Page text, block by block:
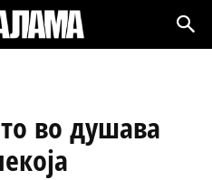
во душава